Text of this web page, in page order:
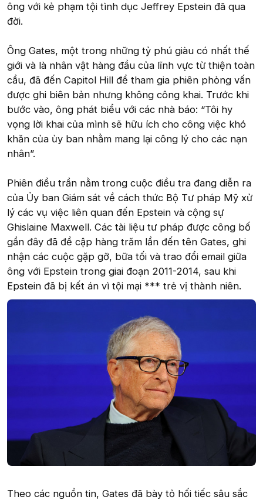
ông với kẻ phạm tội tình dục Jeffrey Epstein đã qua
đời.
Ông Gates, một trong những tỷ phú giàu có nhất thế
giới và là nhân vật hàng đầu của lĩnh vực từ thiện toàn
cầu, đã đến Capitol Hill để tham gia phiên phỏng vấn
được ghi biên bản nhưng không công khai. Trước khi
bước vào, ông phát biểu với các nhà báo: “Tôi hy
vọng lời khai của mình sẽ hữu ích cho công việc khó
khăn của ủy ban nhằm mang lại công lý cho các nạn
nhân”.
Phiên điều trần nằm trong cuộc điều tra đang diễn ra
của Ủy ban Giám sát về cách thức Bộ Tư pháp Mỹ xử
lý các vụ việc liên quan đến Epstein và cộng sự
Ghislaine Maxwell. Các tài liệu tư pháp được công bố
gần đây đã đề cập hàng trăm lần đến tên Gates, ghi
nhận các cuộc gặp gỡ, bữa tối và trao đổi email giữa
ông với Epstein trong giai đoạn 2011-2014, sau khi
Epstein đã bị kết án vì tội mại *** trẻ vị thành niên.
Theo các nguồn tin, Gates đã bày tỏ hối tiếc sâu sắc